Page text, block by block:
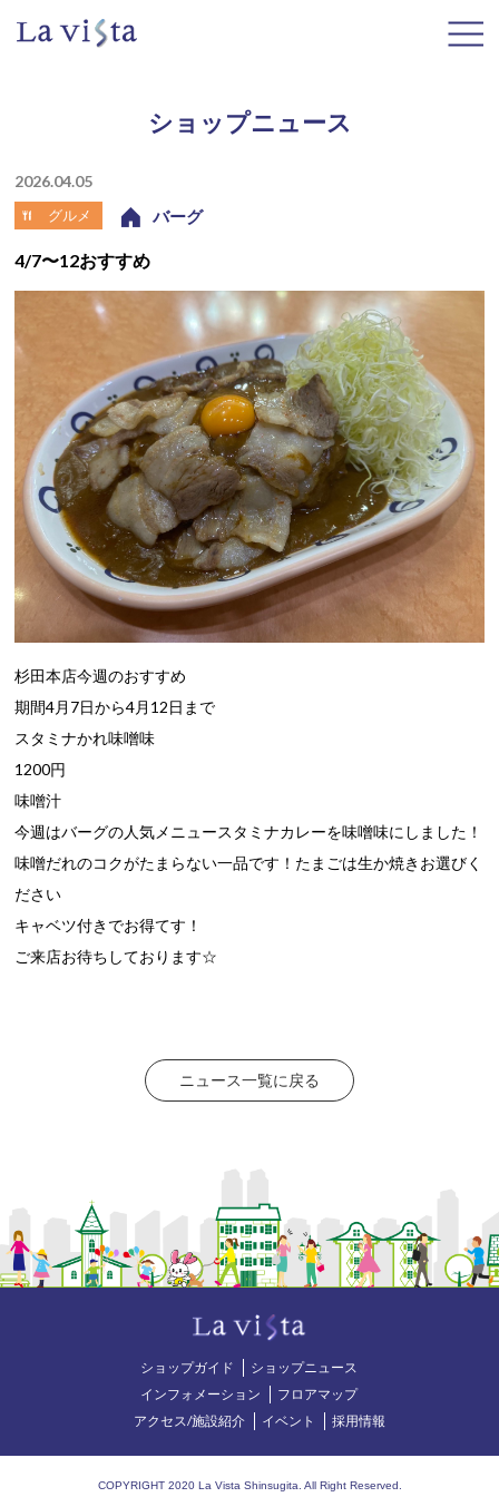
ショップニュース
2026.04.05
グルメ バーグ
4/7〜12おすすめ
杉田本店今週のおすすめ
期間4月7日から4月12日まで
スタミナかれ味噌味
1200円
味噌汁
今週はバーグの人気メニュースタミナカレーを味噌味にしました！
味噌だれのコクがたまらない一品です！たまごは生か焼きお選びく
ださい
キャベツ付きでお得てす！
ご来店お待ちしております☆
ニュース一覧に戻る
ショップガイド
ショップニュース
インフォメーション
フロアマップ
アクセス/施設紹介
イベント 採用情報
COPYRIGHT 2020 La Vista Shinsugita. All Right Reserved.